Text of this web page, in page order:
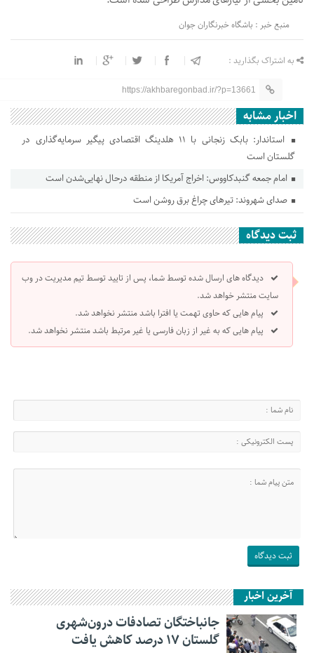
منبع خبر : باشگاه خبرنگاران جوان
به اشتراک بگذارید :
https://akhbaregonbad.ir/?p=13661
اخبار مشابه
استاندار: بابک زنجانی با ۱۱ هلدینگ اقتصادی پیگیر سرمایه‌گذاری در
گلستان است
امام جمعه گنبدکاووس: اخراج آمریکا از منطقه درحال نهایی‌شدن است
صدای شهروند: تیرهای چراغ برق روشن است
ثبت دیدگاه
دیدگاه های ارسال شده توسط شما، پس از تایید توسط تیم مدیریت در وب
سایت منتشر خواهد شد.
پیام هایی که حاوی تهمت یا افترا باشد منتشر نخواهد شد.
پیام هایی که به غیر از زبان فارسی یا غیر مرتبط باشد منتشر نخواهد شد.
آخرین اخبار
جانباختگان تصادفات درون‌شهری
گلستان ۱۷ درصد کاهش یافت